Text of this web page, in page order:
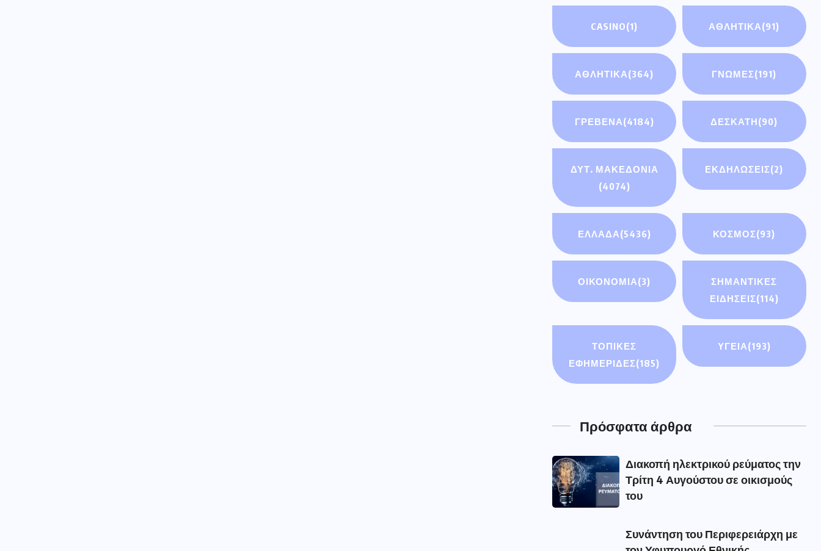
CASINO(1) ΑΘΛΗΤΙΚΆ(91)
ΑΘΛΗΤΙΚΑ(364) ΓΝΩΜΕΣ(191)
ΓΡΕΒΕΝΑ(4184) ΔΕΣΚΑΤΗ(90)
ΔΥΤ. ΜΑΚΕΔΟΝΙΑ
(4074)
ΕΚΔΗΛΩΣΕΙΣ(2)
ΕΛΛΑΔΑ(5436) ΚΟΣΜΟΣ(93)
ΟΙΚΟΝΟΜΊΑ(3)
ΣΗΜΑΝΤΙΚΈΣ
ΕΙΔΉΣΕΙΣ(114)
ΤΟΠΙΚΕΣ
ΕΦΗΜΕΡΙΔΕΣ(185)
ΥΓΕΙΑ(193)
Πρόσφατα άρθρα
Διακοπή ηλεκτρικού ρεύματος την
Τρίτη 4 Αυγούστου σε οικισμούς
του
Συνάντηση του Περιφερειάρχη με